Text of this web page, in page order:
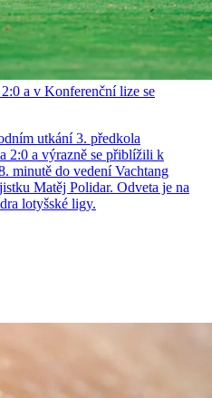
a v Konferenční lize se
utkání 3. předkola
2:0 a výrazně se přiblížili k
minutě do vedení Vachtang
Matěj Polidar. Odveta je na
lotyšské ligy.